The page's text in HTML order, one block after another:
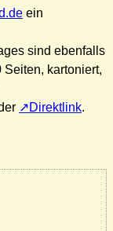
ein
sind ebenfalls
kartoniert,
Direktlink.